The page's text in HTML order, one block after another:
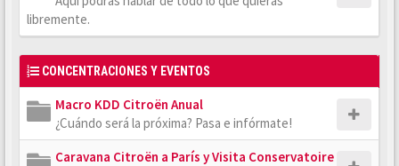
libremente.
CONCENTRACIONES Y EVENTOS
Macro KDD Citroën Anual
¿Cuándo será la próxima? Pasa e infórmate!
Caravana Citroën a París y Visita Conservatoire